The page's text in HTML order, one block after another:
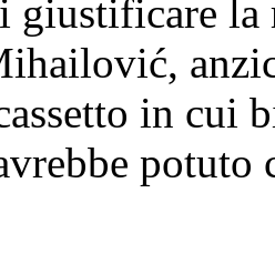
giustificare
in cui
potuto